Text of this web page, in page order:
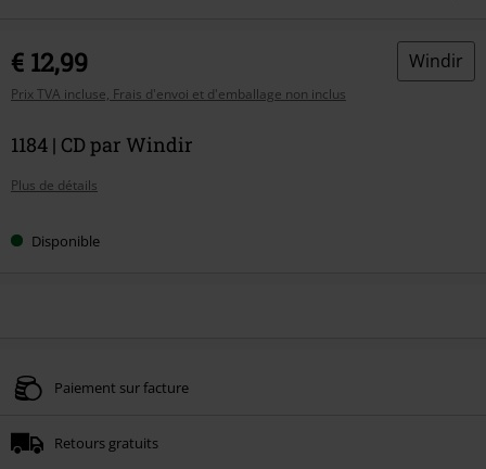
€ 12,99
Prix TVA incluse, Frais d'envoi et d'emballage non inclus
Windir
1184 | CD par Windir
Plus de détails
Disponible
Paiement sur facture
Retours gratuits